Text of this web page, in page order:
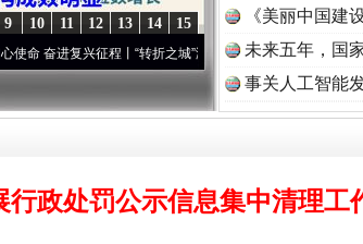
15
14
13
12
11
10
9
复兴征程丨“转折之城”激荡..·[视频] 牢记初心使命 奋进复兴
《美丽中国建
未来五年，国
事关人工智能
行政处罚公示信息集中清理工